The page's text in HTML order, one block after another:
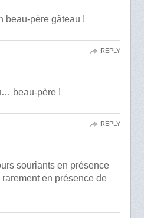
beau-père gâteau !
beau-père !
REPLY
souriants en présence
en présence de
REPLY